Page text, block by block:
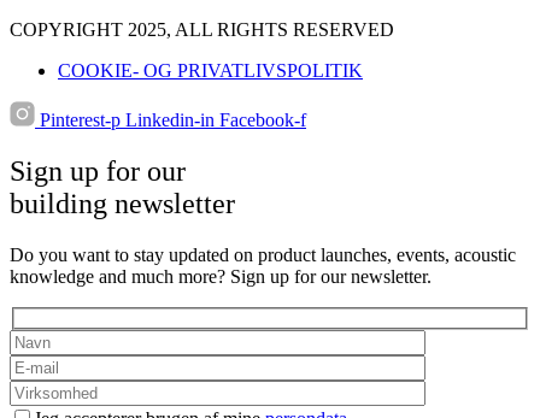
COPYRIGHT 2025, ALL RIGHTS RESERVED
COOKIE- OG PRIVATLIVSPOLITIK
Pinterest-p Linkedin-in Facebook-f
Sign up for our
building newsletter
Do you want to stay updated on product launches, events, acoustic
knowledge and much more? Sign up for our newsletter.